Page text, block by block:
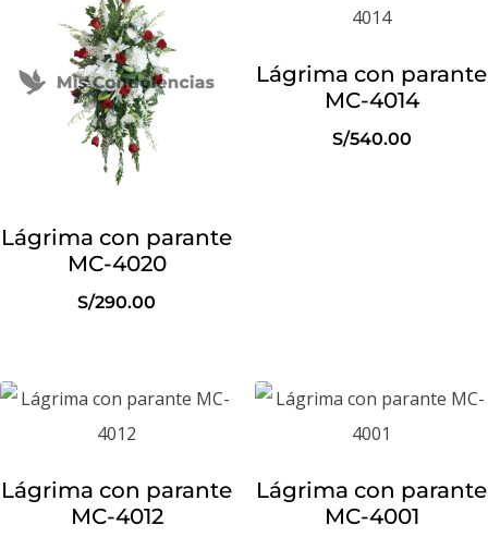
Lágrima con parante
MC-4020
S/290.00
Lágrima con parante
MC-4014
S/540.00
Lágrima con parante
MC-4012
Lágrima con parante
MC-4001